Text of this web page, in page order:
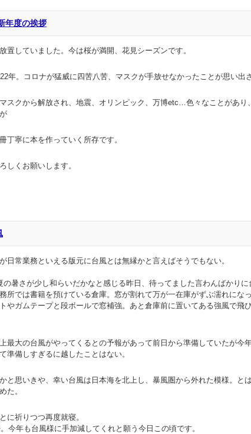
度の挨拶
置していました。今は桜が満開、花見シーズンです。
年。コロナが猛威に四苦八苦、マスクが手放せなかったことが思い出
スクから解放され、地震、オリンピック、万博etc…色々なことがあり
丁寧に本を作っていく所存です。
しくお願いします。
日常業務といえる版元に台風とは無縁かと言えばそうでもない。
暑さが少し和らいだかなと感じる昨日、待ってました言わんばかりに
所では書籍を預けている倉庫。窓が割れて万が一在庫がずぶ濡れにな
やガムテープと段ボールで窓補強。あと倉庫前に置いてある強風で飛
最大の台風がやってくるとの予報があって前日から準備していたが今
準備しすぎるに越したことはない。
と思いきや、幸い台風は日本海を北上し、暴風圏から外れた模様。と
た。
に祈りつつ再度就寝。
今年も台風様に手加減してくれと願う今日この頃です。